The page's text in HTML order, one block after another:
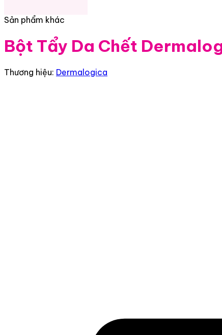
Sản phẩm khác
Bột Tẩy Da Chết
Thương hiệu: Dermalogica